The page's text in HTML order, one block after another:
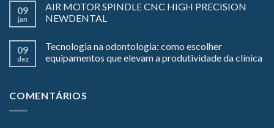
09
jan
AIR MOTOR SPINDLE CNC HIGH PRECISION
NEWDENTAL
09
dez
Tecnologia na odontologia: como escolher
equipamentos que elevam a produtividade da clínica
COMENTÁRIOS